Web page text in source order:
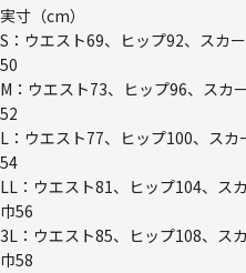
実寸（cm）
S：ウエスト69、ヒップ92、スカ
50
M：ウエスト73、ヒップ96、スカ
52
L：ウエスト77、ヒップ100、ス
54
LL：ウエスト81、ヒップ104、ス
巾56
3L：ウエスト85、ヒップ108、ス
巾58